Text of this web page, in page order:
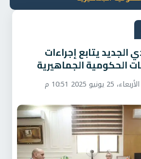
الجديد يتابع إجراءات
الحكومية الجماهيرية
الأربعاء، 25 يونيو 2025 10:51 م